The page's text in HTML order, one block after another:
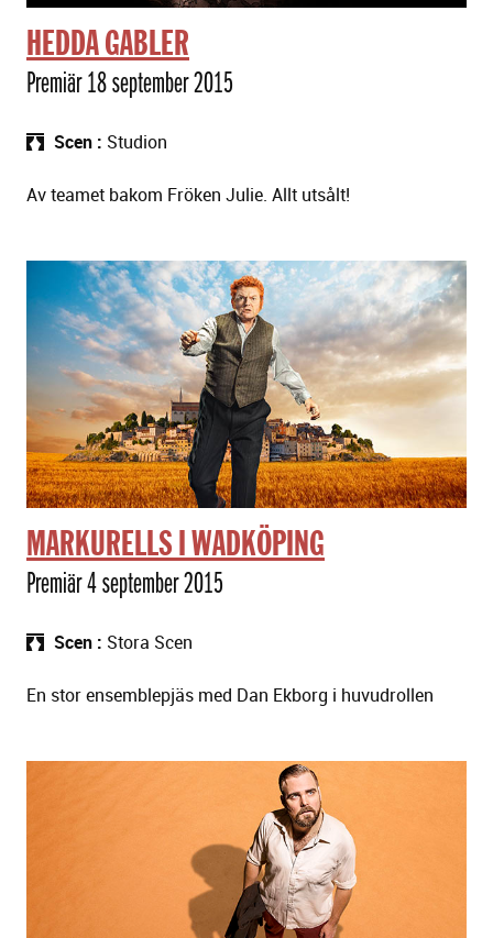
HEDDA GABLER
Premiär 18 september 2015
Scen Studion
Av teamet bakom Fröken Julie. Allt utsålt!
MARKURELLS I WADKÖPING
Premiär 4 september 2015
Scen Stora Scen
En stor ensemblepjäs med Dan Ekborg i huvudrollen